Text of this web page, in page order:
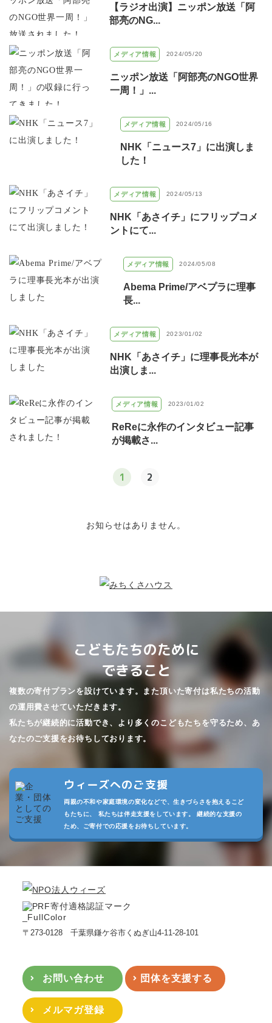
【ラジオ出演】ニッポン放送「阿
部亮のNG...
メディア情報 2024/05/20
ニッポン放送「阿部亮のNGO世界
一周！」...
メディア情報 2024/05/16
NHK「ニュース7」に出演しま
した！
メディア情報 2024/05/13
NHK「あさイチ」にフリップコメ
ントにて...
メディア情報 2024/05/08
Abema Prime/アベプラに理事
長...
メディア情報 2023/01/02
NHK「あさイチ」に理事長光本が
出演しま...
メディア情報 2023/01/02
ReReに永作のインタビュー記事
が掲載さ...
1 2
お知らせはありません。
こどもたちのために
できること
複数の寄付プランを設けています。また頂いた寄付は私たちの活動
の運用費させていただきます。
私たちが継続的に活動でき、より多くのこどもたちを守るため、あ
なたのご支援をお待ちしております。
ウィーズへのご支援
両親の不和や家庭環境の変化などで、生きづらさを抱えるこど
もたちに、 私たちは伴走支援をしています。 継続的な支援の
ため、ご寄付での応援をお待ちしています。
〒273-0128 千葉県鎌ケ谷市くぬぎ山4-11-28-101
お問い合わせ 団体を支援する
メルマガ登録